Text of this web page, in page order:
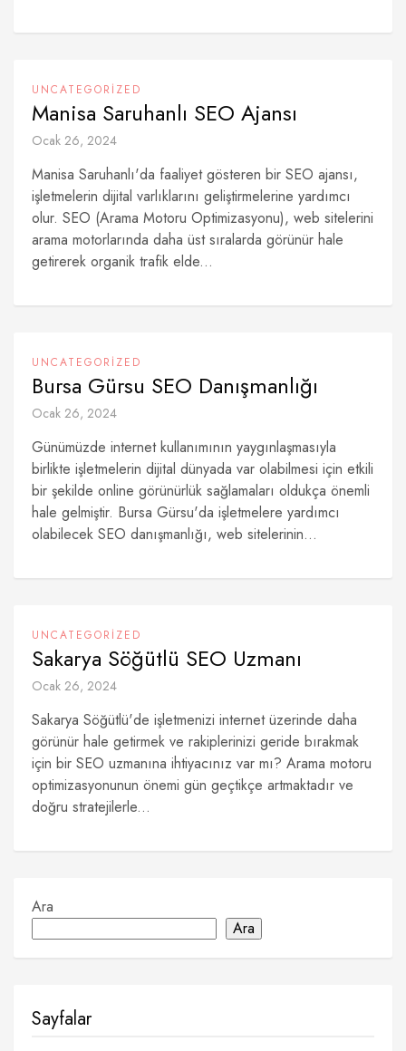
UNCATEGORIZED
Manisa Saruhanlı SEO Ajansı
Ocak 26, 2024
Manisa Saruhanlı'da faaliyet gösteren bir SEO ajansı,
işletmelerin dijital varlıklarını geliştirmelerine yardımcı
olur. SEO (Arama Motoru Optimizasyonu), web sitelerini
arama motorlarında daha üst sıralarda görünür hale
getirerek organik trafik elde...
UNCATEGORIZED
Bursa Gürsu SEO Danışmanlığı
Ocak 26, 2024
Günümüzde internet kullanımının yaygınlaşmasıyla
birlikte işletmelerin dijital dünyada var olabilmesi için etkili
bir şekilde online görünürlük sağlamaları oldukça önemli
hale gelmiştir. Bursa Gürsu'da işletmelere yardımcı
olabilecek SEO danışmanlığı, web sitelerinin...
UNCATEGORIZED
Sakarya Söğütlü SEO Uzmanı
Ocak 26, 2024
Sakarya Söğütlü'de işletmenizi internet üzerinde daha
görünür hale getirmek ve rakiplerinizi geride bırakmak
için bir SEO uzmanına ihtiyacınız var mı? Arama motoru
optimizasyonunun önemi gün geçtikçe artmaktadır ve
doğru stratejilerle...
Ara
Ara
Sayfalar